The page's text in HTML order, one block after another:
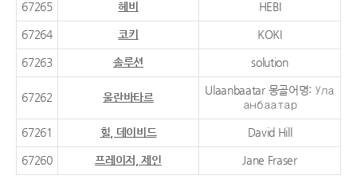
67265 헤비 HEBI
67264 코키 KOKI
67263 솔루션 solution
67262 울란바타르
Ulaanbaatar 몽골어명: Ула
анбаатар
67261 힐, 데이비드 David Hill
67260 프레이저, 제인 Jane Fraser